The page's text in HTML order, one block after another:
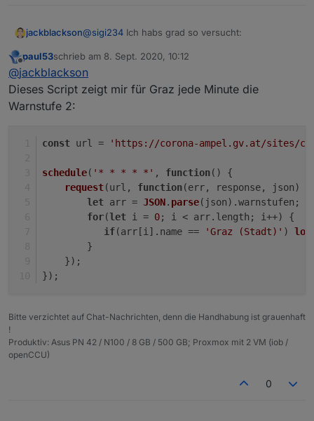
jackblackson@sigi234 Ich habs grad so versucht:
var URL2, result;
schedule("* * * * *", function () {
require("request")(URL2, function
}).on("error", function (e)
  } catch (e) { console.error(e); }
Bekomme hier aber immer folgenden Fehler:
Offline
paul53schrieb am 8. Sept. 2020, 10:12
zuletzt editiert von
@jackblackson
Dieses Script zeigt mir für Graz jede Minute die
Warnstufe 2:
const url = 'https://corona-ampel.gv.at/sites/
schedule( '* * * * *' , function( ) {
request(url, function(err, response, json) {
let arr = JSON. parse(json).warnstufen ;
for(let i = 0; i < arr. length ; i++) {
if(arr[i]. name == 'Graz (Stadt)' ) log
        }
    });
});
Bitte verzichtet auf Chat-Nachrichten, denn die Handhabung ist grauenhaft
!
Produktiv: Asus PN 42 / N100 / 8 GB / 500 GB; Proxmox mit 2 VM (iob /
openCCU)
0